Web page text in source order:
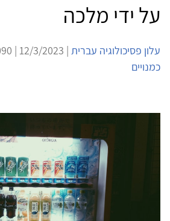
על ידי מלכה
עלון פסיכולוגיה עברית | 12/3/2023 | 4,090 צפיות |
כמנויים